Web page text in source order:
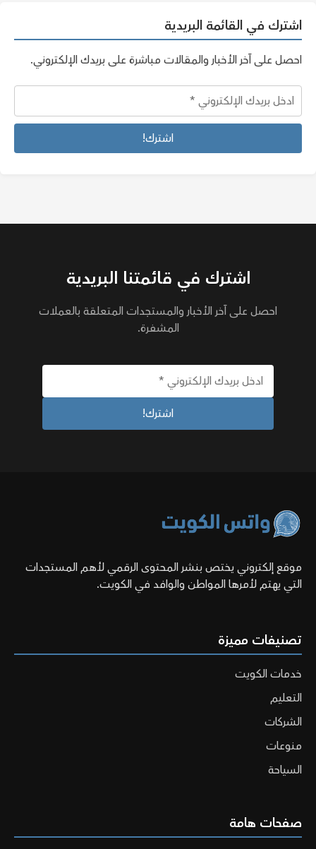
اشترك في القائمة البريدية
احصل على آخر الأخبار والمقالات مباشرة على بريدك الإلكتروني.
اشترك في قائمتنا البريدية
احصل على آخر الأخبار والمستجدات المتعلقة بالعملات
المشفرة.
موقع إلكتروني يختص بنشر المحتوى الرقمي لأهم المستجدات
التي يهتم لأمرها المواطن والوافد في الكويت.
تصنيفات مميزة
خدمات الكويت
التعليم
الشركات
منوعات
السياحة
صفحات هامة